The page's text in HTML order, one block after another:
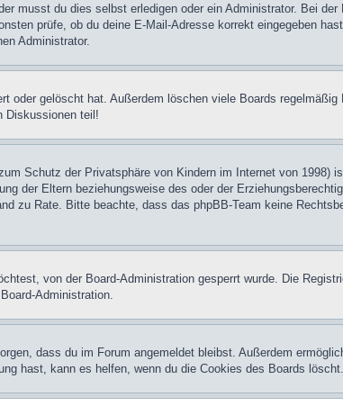
musst du dies selbst erledigen oder ein Administrator. Bei
prüfe, ob du deine E-Mail-Adresse korrekt eingegeben
Administrator.
gelöscht hat. Außerdem löschen viele Boards
Diskussionen teil!
Schutz der Privatsphäre von Kindern im Internet von
der Eltern beziehungsweise des oder der
zu Rate. Bitte beachte, dass das phpBB-Team keine
von der Board-Administration gesperrt wurde. Die
Administration.
dass du im Forum angemeldet bleibst. Außerdem
hast, kann es helfen, wenn du die Cookies des Boards löscht.